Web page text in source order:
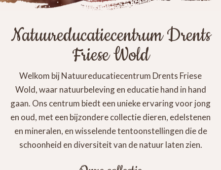
Natuureducatiecentrum Drents
Friese Wold
Welkom bij Natuureducatiecentrum Drents Friese
Wold, waar natuurbeleving en educatie hand in hand
gaan. Ons centrum biedt een unieke ervaring voor jong
en oud, met een bijzondere collectie dieren, edelstenen
en mineralen, en wisselende tentoonstellingen die de
schoonheid en diversiteit van de natuur laten zien.